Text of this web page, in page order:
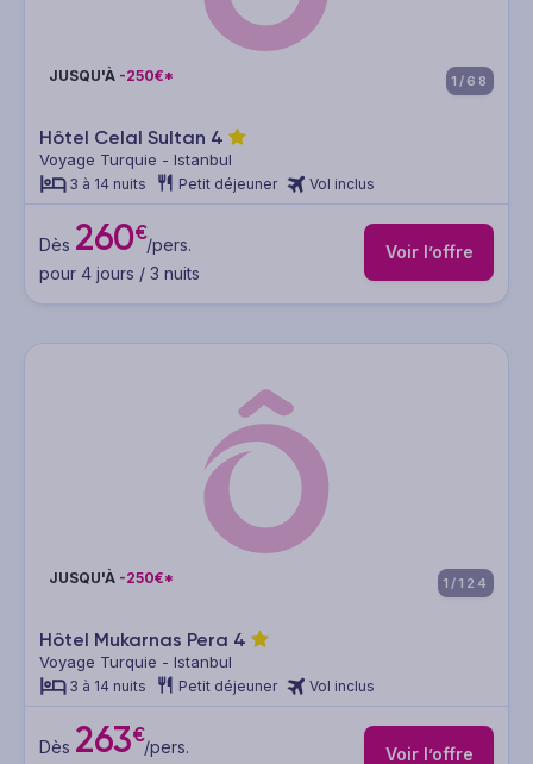
JUSQU'À -250€* 1/68
Hôtel Celal Sultan 4
Voyage Turquie - Istanbul
3 à 14 nuits Petit déjeuner Vol inclus
Dès 260€/pers.
pour 4 jours / 3 nuits
Voir l’offre
JUSQU'À -250€* 1/124
Hôtel Mukarnas Pera 4
Voyage Turquie - Istanbul
3 à 14 nuits Petit déjeuner Vol inclus
Dès 263€/pers.
Voir l’offre